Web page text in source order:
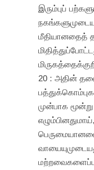
இரும்புப்
மீதியானதைத்
20 : அதின்
முன்பாக